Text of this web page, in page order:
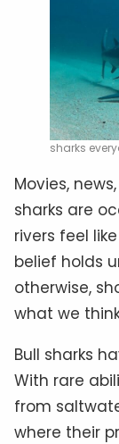
sharks
Movies,
sharks are
rivers feel
belief holds
otherwise,
what we
Bull sharks
With rare
from
where their